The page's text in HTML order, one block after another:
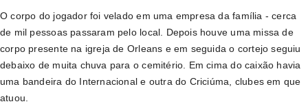
O corpo do jogador foi velado em uma empresa da família - cerca
de mil pessoas passaram pelo local. Depois houve uma missa de
corpo presente na igreja de Orleans e em seguida o cortejo seguiu
debaixo de muita chuva para o cemitério. Em cima do caixão havia
uma bandeira do Internacional e outra do Criciúma, clubes em que
atuou.